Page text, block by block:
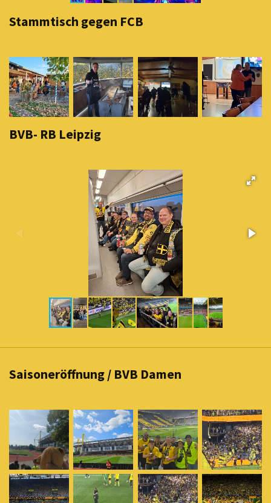
Stammtisch gegen FCB
BVB- RB Leipzig
Saisoneröffnung / BVB Damen